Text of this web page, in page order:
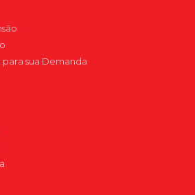
sua Demanda